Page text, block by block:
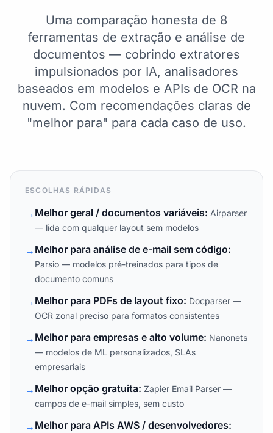
Uma comparação honesta de 8
ferramentas de extração e análise de
documentos — cobrindo extratores
impulsionados por IA, analisadores
baseados em modelos e APIs de OCR na
nuvem. Com recomendações claras de
"melhor para" para cada caso de uso.
ESCOLHAS RÁPIDAS
→ Melhor geral / documentos variáveis: Airparser
— lida com qualquer layout sem modelos
→ Melhor para análise de e-mail sem código:
Parsio — modelos pré-treinados para tipos de
documento comuns
→ Melhor para PDFs de layout fixo: Docparser —
OCR zonal preciso para formatos consistentes
→ Melhor para empresas e alto volume: Nanonets
— modelos de ML personalizados, SLAs
empresariais
→ Melhor opção gratuita: Zapier Email Parser —
campos de e-mail simples, sem custo
→ Melhor para APIs AWS / desenvolvedores: